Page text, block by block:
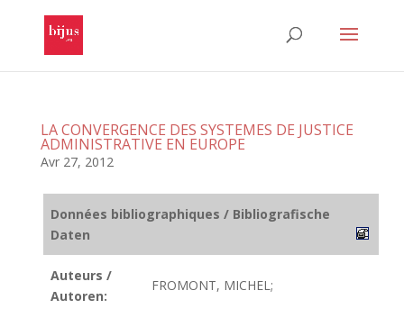
LA CONVERGENCE DES SYSTEMES DE JUSTICE
ADMINISTRATIVE EN EUROPE
Avr 27, 2012
Données bibliographiques / Bibliografische
Daten
Auteurs /
Autoren:
FROMONT, MICHEL;